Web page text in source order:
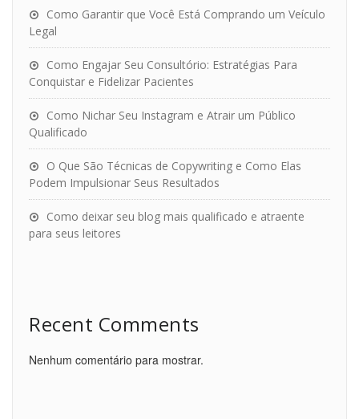
Como Garantir que Você Está Comprando um Veículo
Legal
Como Engajar Seu Consultório: Estratégias Para
Conquistar e Fidelizar Pacientes
Como Nichar Seu Instagram e Atrair um Público
Qualificado
O Que São Técnicas de Copywriting e Como Elas
Podem Impulsionar Seus Resultados
Como deixar seu blog mais qualificado e atraente
para seus leitores
Recent Comments
Nenhum comentário para mostrar.